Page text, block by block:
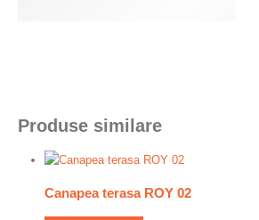
Produse similare
Canapea terasa ROY 02